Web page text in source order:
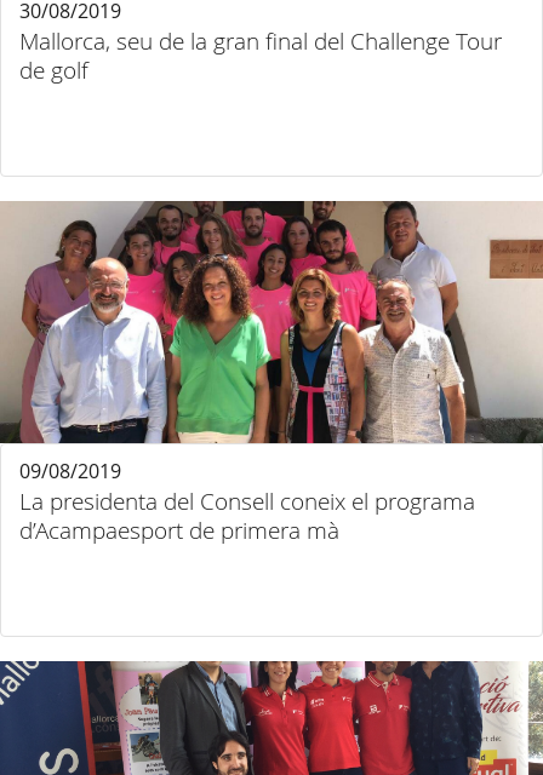
Mallorca, seu de la gran final del Challenge Tour
de golf
30/08/2019
La presidenta del Consell coneix el programa
d’Acampaesport de primera mà
09/08/2019